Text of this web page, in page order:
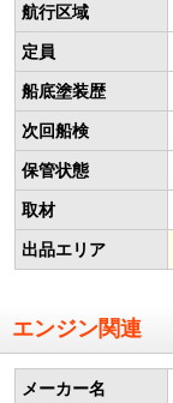
航行区域
定員
船底塗装歴
次回船検
保管状態
取材
出品エリア
エンジン関連
メーカー名